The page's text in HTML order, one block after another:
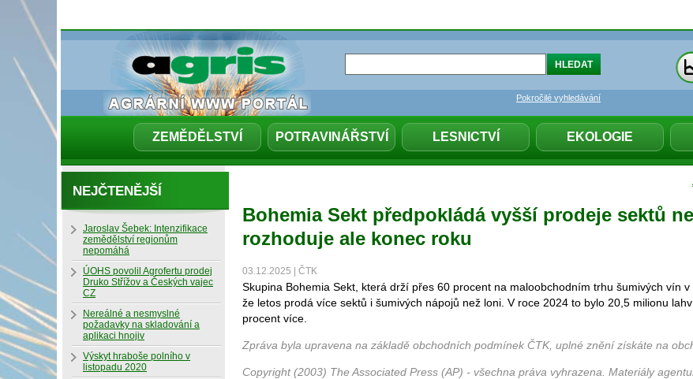
ZEMĚDĚLSTVÍ POTRAVINÁŘSTVÍ LESNICTVÍ EKOLOGIE
Pokročilé vyhledávání
Bohemia Sekt předpokládá vyšší prodeje sektů
rozhoduje ale konec roku
03.12.2025 | ČTK
Skupina Bohemia Sekt, která drží přes 60 procent na maloobchodním trhu šumivých vín v
že letos prodá více sektů i šumivých nápojů než loni. V roce 2024 to bylo 20,5 milionu
procent více.
Zpráva byla upravena na základě obchodních podmínek ČTK, uplné znění získáte na
Copyright (2003) The Associated Press (AP) - všechna práva vyhrazena. Materiály
NEJČTENĚJŠÍ
Jaroslav Šebek: Intenzifikace
zemědělství regionům
nepomáhá
ÚOHS povolil Agrofertu prodej
Druko Střížov a Českých vajec
CZ
Nereálné a nesmyslné
požadavky na skladování a
aplikaci hnojiv
Výskyt hraboše polního v
listopadu 2020